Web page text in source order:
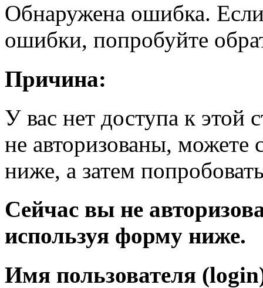
Обнаружена ошибка.
ошибки, попробуйте
Причина:
У вас нет доступа к
не авторизованы, можете
ниже, а затем
Сейчас вы не
используя форму ниже.
Имя пользователя